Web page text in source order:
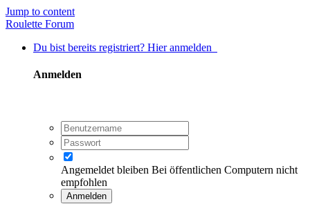
Jump to content
Roulette Forum
Du bist bereits registriert? Hier anmelden
Anmelden
Angemeldet bleiben Bei öffentlichen Computern nicht
empfohlen
Anmelden